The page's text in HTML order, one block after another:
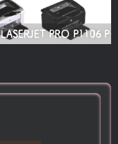
惠普LASERJET PRO P1106